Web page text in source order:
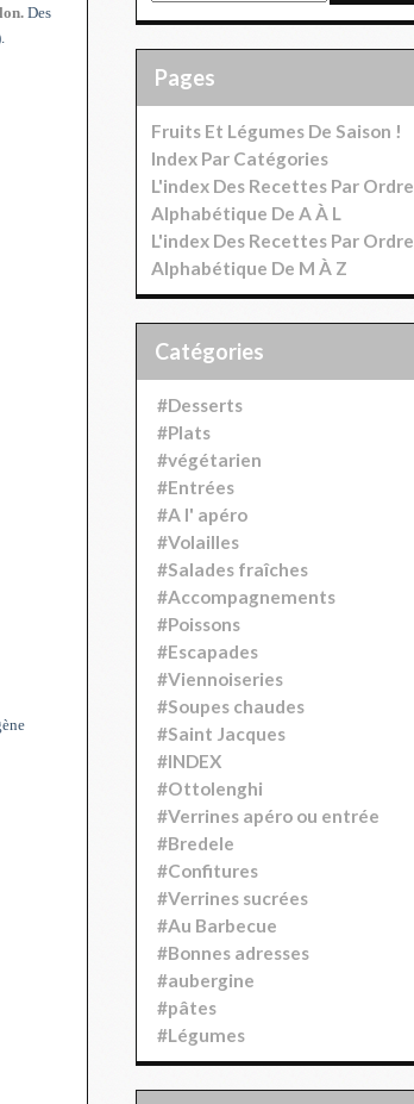
Des
Pages
Fruits Et Légumes De Saison !
Index Par Catégories
L'index Des Recettes Par Ordre
Alphabétique De A À L
L'index Des Recettes Par Ordre
Alphabétique De M À Z
Catégories
#Desserts
#Plats
#végétarien
#Entrées
#A l' apéro
#Volailles
#Salades fraîches
#Accompagnements
#Poissons
#Escapades
#Viennoiseries
#Soupes chaudes
#Saint Jacques
#INDEX
#Ottolenghi
#Verrines apéro ou entrée
#Bredele
#Confitures
#Verrines sucrées
#Au Barbecue
#Bonnes adresses
#aubergine
#pâtes
#Légumes